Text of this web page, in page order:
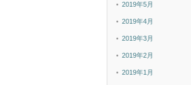
2019年5月
2019年4月
2019年3月
2019年2月
2019年1月